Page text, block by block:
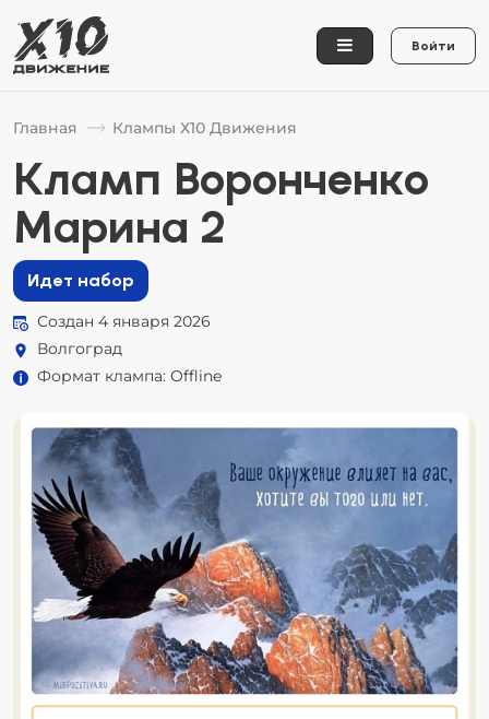
Войти
Главная Клампы Х10 Движения
Кламп Воронченко
Марина 2
Идет набор
Создан 4 января 2026
Волгоград
Формат клампа: Offline